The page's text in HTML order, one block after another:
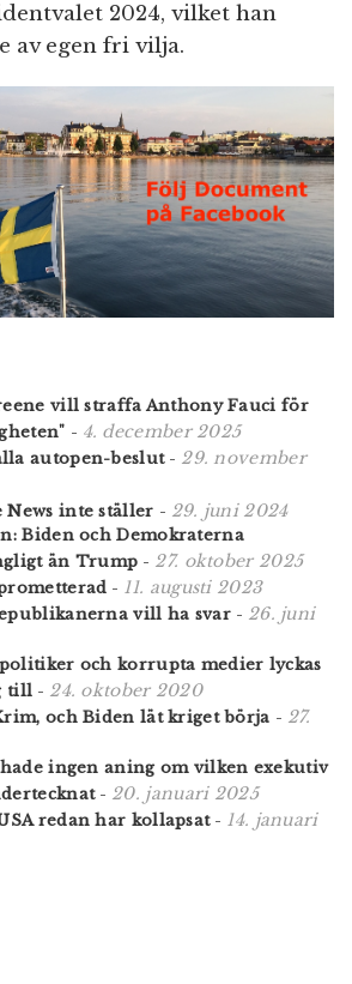
2024, vilket han
av egen fri vilja.
vill straffa Anthony Fauci för
- 4. december 2025
autopen-beslut- 29. november
News inte ställer - 29. juni 2024
Biden och Demokraterna
än Trump - 27. oktober 2025
- 11. augusti 2023
vill ha svar- 26. juni
och korrupta medier lyckas
till - 24. oktober 2020
och Biden lät kriget börja - 27.
ingen aning om vilken exekutiv
- 20. januari 2025
redan har kollapsat- 14. januari